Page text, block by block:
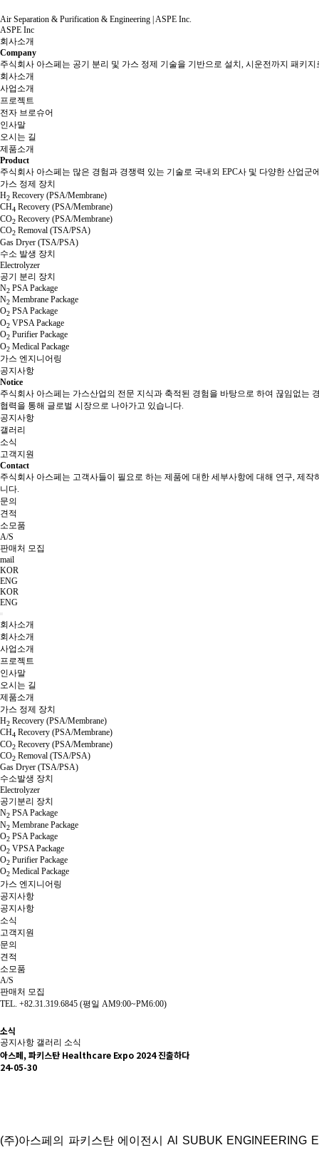
Air Separation & Purification & Engineering | ASPE Inc.
ASPE Inc
회사소개
Company
주식회사 아스페는 공기 분리 및 가스 정제 기술을 기반으로 설치, 시운전까지 패키
회사소개
사업소개
프로젝트
전자 브로슈어
인사말
오시는 길
제품소개
Product
주식회사 아스페는 많은 경험과 경쟁력 있는 기술로 국내외 EPC사 및 다양한 산업
가스 정제 장치
H2 Recovery (PSA/Membrane)
CH4 Recovery (PSA/Membrane)
CO2 Recovery (PSA/Membrane)
CO2 Removal (TSA/PSA)
Gas Dryer (TSA/PSA)
수소 발생 장치
Electrolyzer
공기 분리 장치
N2 PSA Package
N2 Membrane Package
O2 PSA Package
O2 VPSA Package
O2 Purifier Package
O2 Medical Package
가스 엔지니어링
공지사항
Notice
주식회사 아스페는 가스산업의 전문 지식과 축적된 경험을 바탕으로 하여 끊임없
협력을 통해 글로벌 시장으로 나아가고 있습니다.
공지사항
갤러리
소식
고객지원
Contact
주식회사 아스페는 고객사들이 필요로 하는 제품에 대한 세부사항에 대해 연구, 제
니다.
문의
견적
소모품
A/S
판매처 모집
mail
KOR
ENG
KOR
ENG
회사소개
회사소개
사업소개
프로젝트
인사말
오시는 길
제품소개
가스 정제 장치
H2 Recovery (PSA/Membrane)
CH4 Recovery (PSA/Membrane)
CO2 Recovery (PSA/Membrane)
CO2 Removal (TSA/PSA)
Gas Dryer (TSA/PSA)
수소발생 장치
Electrolyzer
공기분리 장치
N2 PSA Package
N2 Membrane Package
O2 PSA Package
O2 VPSA Package
O2 Purifier Package
O2 Medical Package
가스 엔지니어링
공지사항
공지사항
소식
고객지원
문의
견적
소모품
A/S
판매처 모집
TEL. +82.31.319.6845 (평일 AM9:00~PM6:00)
소식
공지사항 갤러리 소식
아스페, 파키스탄 Healthcare Expo 2024 진출하다
24-05-30
(주)아스페의 파키스탄 에이전시 Al SUBUK ENGINEERING E